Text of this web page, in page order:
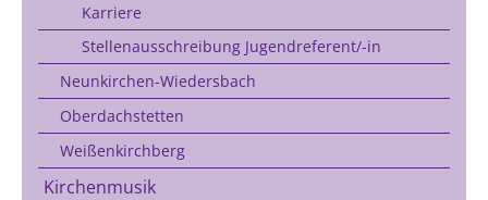
Karriere
Stellenausschreibung Jugendreferent/-in
Neunkirchen-Wiedersbach
Oberdachstetten
Weißenkirchberg
Kirchenmusik